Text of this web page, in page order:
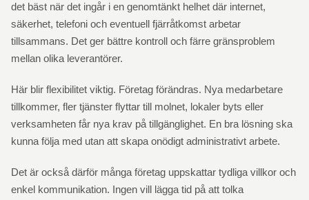
det bäst när det ingår i en genomtänkt helhet där internet,
säkerhet, telefoni och eventuell fjärråtkomst arbetar
tillsammans. Det ger bättre kontroll och färre gränsproblem
mellan olika leverantörer.
Här blir flexibilitet viktig. Företag förändras. Nya medarbetare
tillkommer, fler tjänster flyttar till molnet, lokaler byts eller
verksamheten får nya krav på tillgänglighet. En bra lösning ska
kunna följa med utan att skapa onödigt administrativt arbete.
Det är också därför många företag uppskattar tydliga villkor och
enkel kommunikation. Ingen vill lägga tid på att tolka